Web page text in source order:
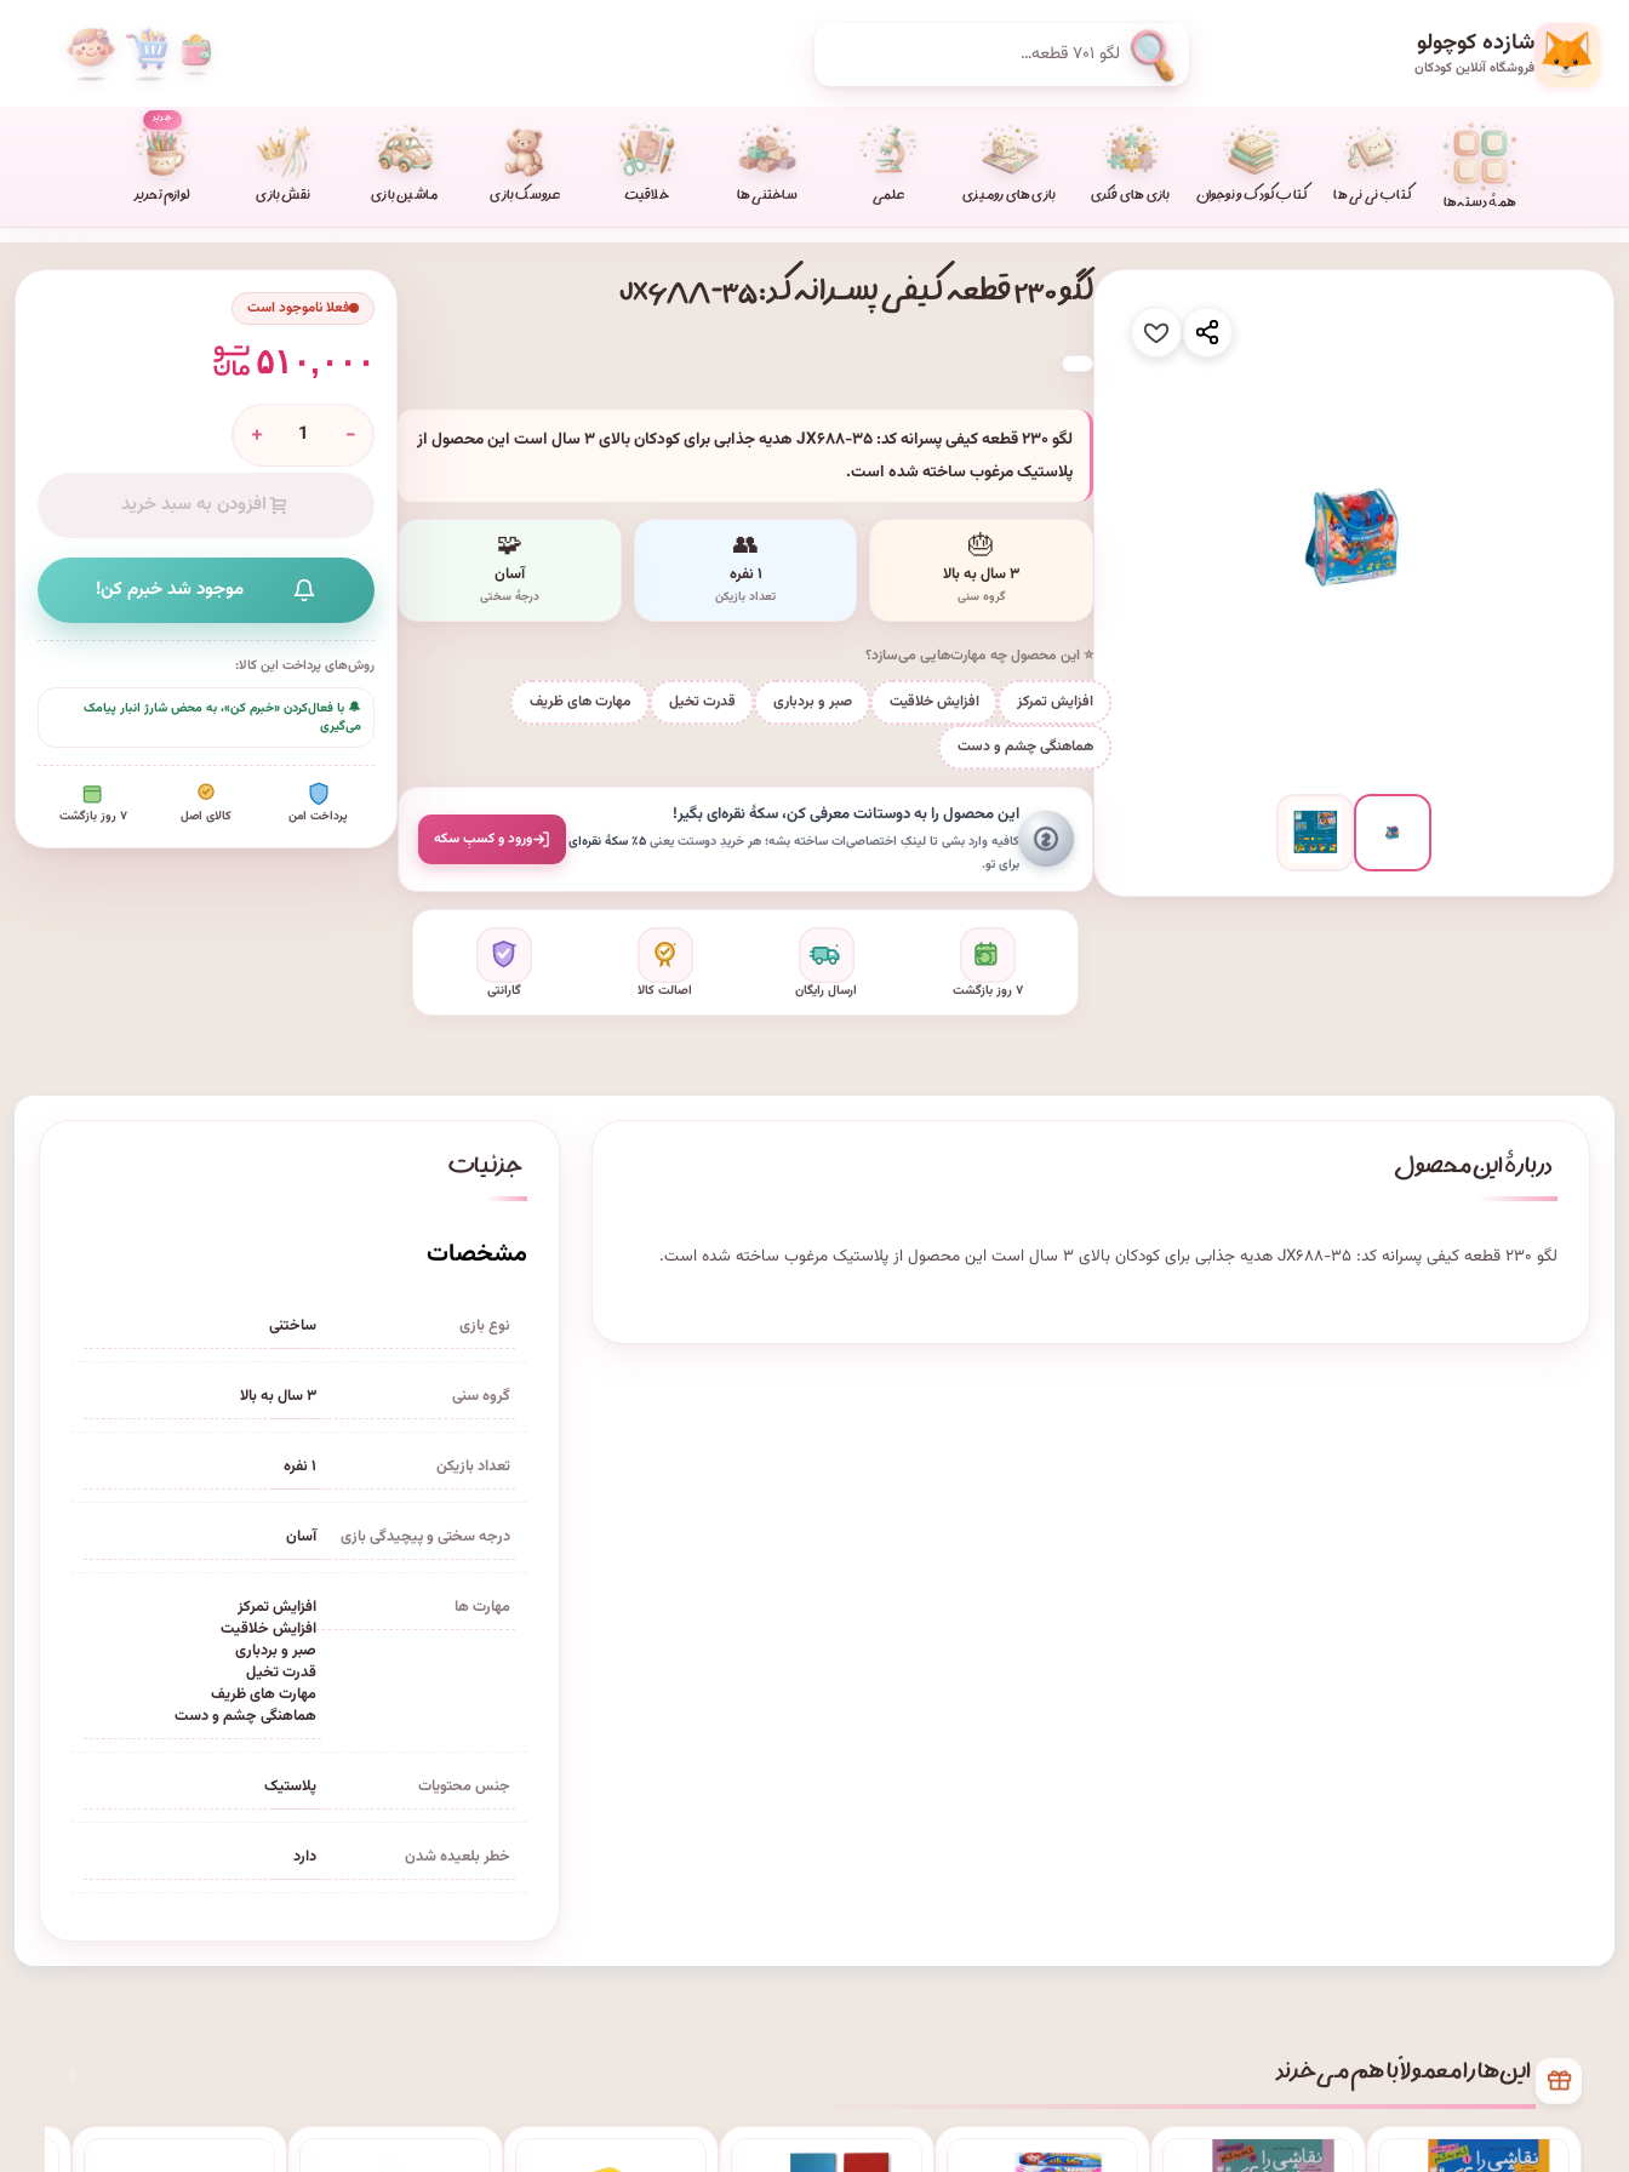
شازده کوچولو
فروشگاه آنلاین کودکان
همهٔ دسته‌ها کتاب نی نی ها کتاب کودک و نوجوان بازی های فکری بازی های رومیزی علمی ساختنی ها خلاقیت عروسک بازی ماشین بازی نقش بازی لوازم تحریر
جدید
لگو ۲۳۰ قطعه کیفی پسرانه کد: JX۶۸۸-۳۵
لگو ۲۳۰ قطعه کیفی پسرانه کد: JX۶۸۸-۳۵ هدیه جذابی برای کودکان بالای ۳ سال است این محصول از
پلاستیک مرغوب ساخته شده است.
🎂
۳ سال به بالا
گروه سنی
👥
۱ نفره
تعداد بازیکن
🧩
آسان
درجهٔ سختی
⭐ این محصول چه مهارت‌هایی می‌سازد؟
افزایش تمرکز افزایش خلاقیت صبر و بردباری قدرت تخیل مهارت های ظریف
هماهنگی چشم و دست
این محصول را به دوستانت معرفی کن،سکهٔ نقره‌ایبگیر!
کافیه وارد بشی تا لینکِ اختصاصی‌ات ساخته بشه؛ هر خریدِ دوستت یعنی۵٪ سکهٔ نقره‌ای
برای تو.
ورود و کسبِ سکه
۷ روز بازگشت ارسال رایگان اصالت کالا گارانتی
فعلا ناموجود است
۵۱۰,۰۰۰
-
+
افزودن به سبد خرید
موجود شد خبرم کن!
روش‌های پرداخت این کالا:
🔔 با فعال‌کردن «خبرم کن»، به محض شارژ انبار پیامک
می‌گیری
پرداخت امن کالای اصل ۷ روز بازگشت
لگو ۲۳۰ قطعه کیفی پسرانه کد: JX۶۸۸-۳۵ هدیه جذابی برای کودکان بالای ۳ سال است این محصول از پلاستیک مرغوب ساخته شده است. مشخصات
نوع بازی ساختنی
گروه سنی ۳ سال به بالا
تعداد بازیکن ۱ نفره
درجه سختی و پیچیدگی بازی آسان
مهارت ها
افزایش تمرکز
افزایش خلاقیت
صبر و بردباری
قدرت تخیل
مهارت های ظریف
هماهنگی چشم و دست
جنس محتویات پلاستیک
خطر بلعیده شدن دارد
این‌ها را معمولاً با هم می‌خرند